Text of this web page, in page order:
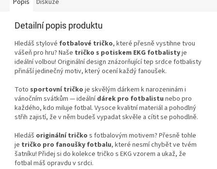
Popis Diskuze
Detailní popis produktu
Hledáš stylové fotbalové tričko, které přesně vystihne tvou
vášeň pro hru? Naše tričko s potiskem EKG fotbalistyje
ideální volbou! Originální design znázorňující tep srdce fotbalisty
přináší jedinečný motiv, který ocení každý fanoušek.
Toto sportovní tričko je skvělým dárkem k narozeninám i
vánočním svátkům — ideálnídárek pro fotbalistu nebo pro
každého, kdo miluje fotbal. Vysoce kvalitní materiál a pohodlný
střih zajistí, že v něm budeš vypadat skvěle a cítit se pohodlně.
Hledáš originální tričko s fotbalovým motivem? Přesně tohle
je tričko pro fanoušky fotbalu, které nesmí chybět ve tvém
šatníku! Přidej si do kolekce tričko s EKG vzorem a ukaž, že
fotbal máš opravdu v srdci.